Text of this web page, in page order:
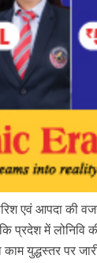
एवं आपदा
प्रदेश में
युद्धस्तर पर